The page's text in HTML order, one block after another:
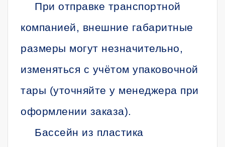
При отправке транспортной
компанией, внешние габаритные
размеры могут незначительно,
изменяться с учётом упаковочной
тары (уточняйте у менеджера при
оформлении заказа).
Бассейн из пластика